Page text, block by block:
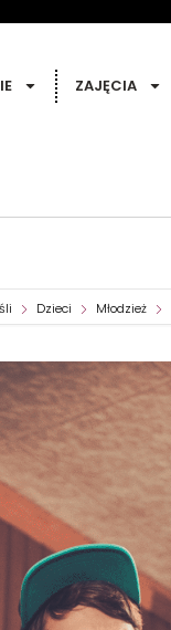
ZAJĘCIA
Dzieci Młodzież